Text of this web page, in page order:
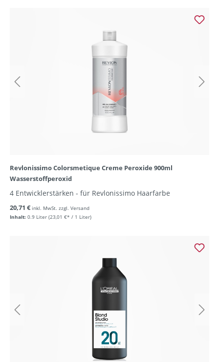
Revlonissimo Colorsmetique Creme Peroxide 900ml
Wasserstoffperoxid
4 Entwicklerstärken - für Revlonissimo Haarfarbe
Inhalt: 0.9 Liter (23,01 €* / 1 Liter)
20,71 € inkl. MwSt. zzgl. Versand